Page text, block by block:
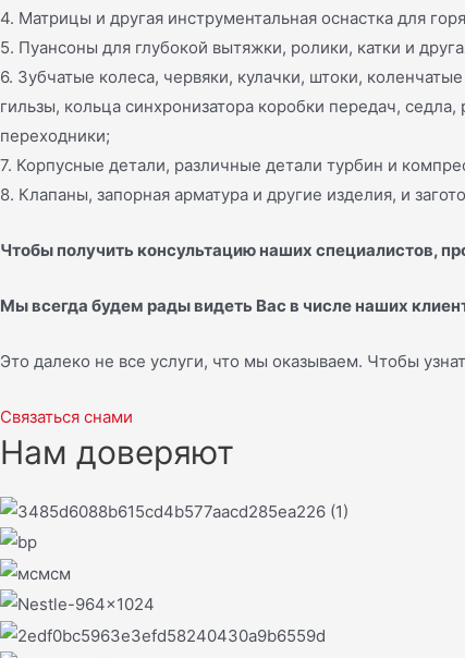
4. Матрицы и другая инструментальная оснастка для
5. Пуансоны для глубокой вытяжки, ролики, катки и
6. Зубчатые колеса, червяки, кулачки, штоки,
гильзы, кольца синхронизатора коробки передач,
переходники;
7. Корпусные детали, различные детали турбин и
8. Клапаны, запорная арматура и другие изделия, и
Чтобы получить консультацию наших специалистов,
Мы всегда будем рады видеть Вас в числе наших
Это далеко не все услуги, что мы оказываем. Чтобы
Связаться снами
Нам доверяют